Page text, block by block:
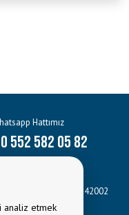
Hattımız
0 552 582 05 82
Caddesi No:3 42002
analiz etmek